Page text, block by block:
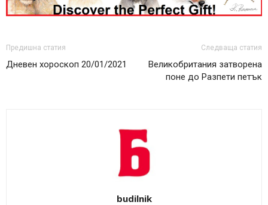
Предишна статия
Дневен хороскоп 20/01/2021
Следваща статия
Великобритания затворена
поне до Разпети петък
budilnik